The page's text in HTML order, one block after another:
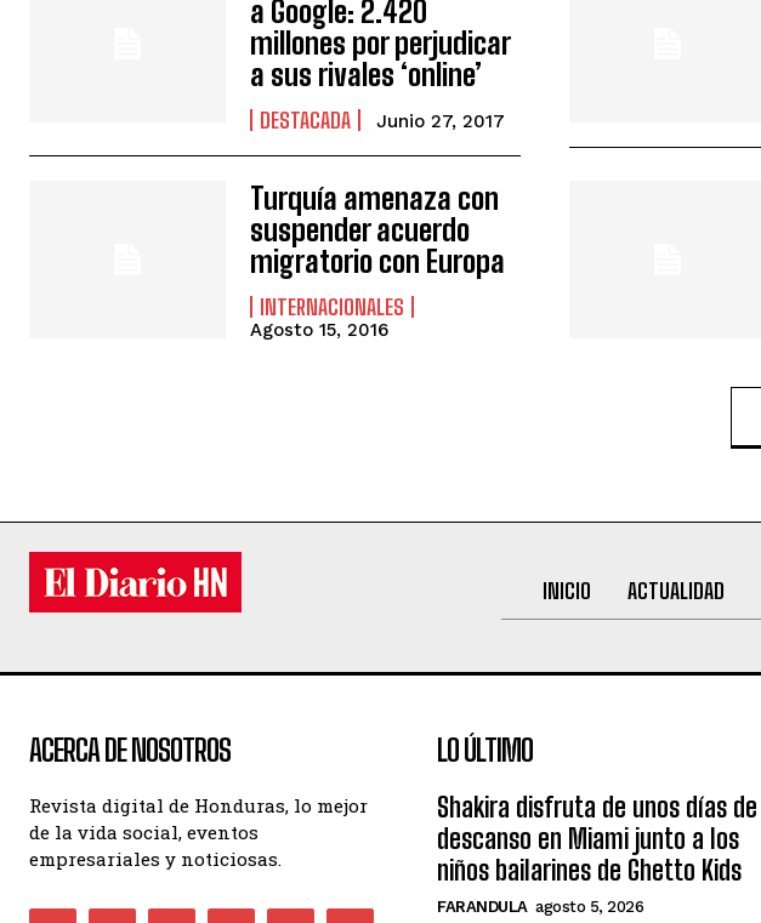
a Google: 2.420
millones por perjudicar
a sus rivales ‘online’
DESTACADA Junio 27, 2017
Turquía amenaza con
suspender acuerdo
migratorio con Europa
INTERNACIONALES
Agosto 15, 2016
INICIO ACTUALIDAD
ACERCA DE NOSOTROS
Revista digital de Honduras, lo mejor
de la vida social, eventos
empresariales y noticiosas.
LO ÚLTIMO
Shakira disfruta de unos días de
descanso en Miami junto a los
niños bailarines de Ghetto Kids
FARANDULA agosto 5, 2026